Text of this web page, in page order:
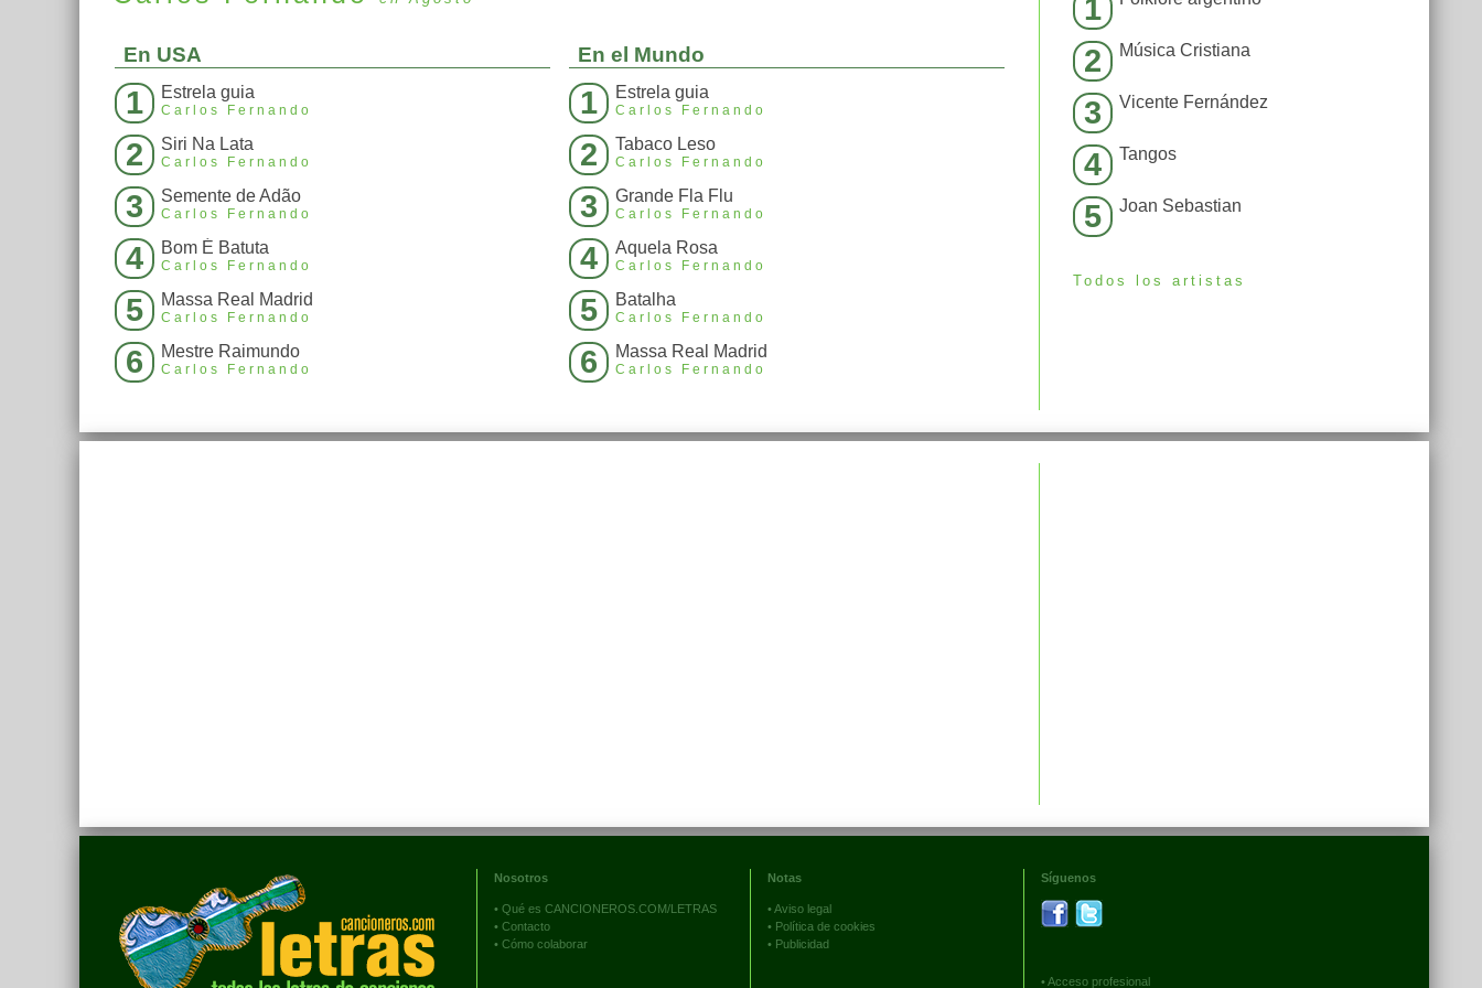
En USA
1 Estrela guia
Carlos Fernando
2 Siri Na Lata
Carlos Fernando
3 Semente de Adão
Carlos Fernando
4 Bom É Batuta
Carlos Fernando
5 Massa Real Madrid
Carlos Fernando
6 Mestre Raimundo
Carlos Fernando
En el Mundo
1 Estrela guia
Carlos Fernando
2 Tabaco Leso
Carlos Fernando
3 Grande Fla Flu
Carlos Fernando
4 Aquela Rosa
Carlos Fernando
5 Batalha
Carlos Fernando
6 Massa Real Madrid
Carlos Fernando
1
2 Música Cristiana
3 Vicente Fernández
4 Tangos
5 Joan Sebastian
Todos los artistas
Nosotros
• Qué es CANCIONEROS.COM/LETRAS
• Contacto
• Cómo colaborar
Notas
•Aviso legal
• Política de cookies
• Publicidad
Síguenos
•Acceso profesional